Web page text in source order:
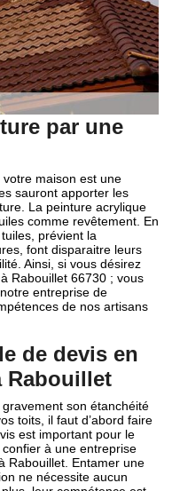
par une
maison est une
sauront apporter les
La peinture acrylique
comme revêtement. En
prévient la
font disparaitre leurs
Ainsi, si vous désirez
Rabouillet 66730 ; vous
entreprise de
de nos artisans
de devis en
Rabouillet
son étanchéité
toits, il faut d’abord faire
est important pour le
à une entreprise
Rabouillet. Entamer une
ne nécessite aucun